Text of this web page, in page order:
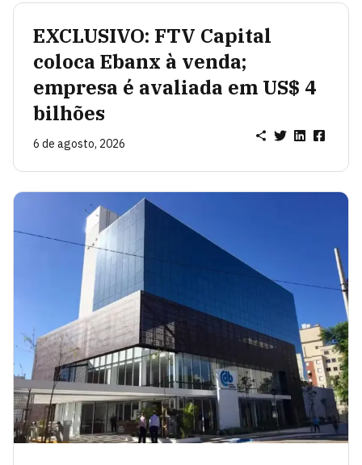
EXCLUSIVO: FTV Capital
coloca Ebanx à venda;
empresa é avaliada em US$ 4
bilhões
6 de agosto, 2026